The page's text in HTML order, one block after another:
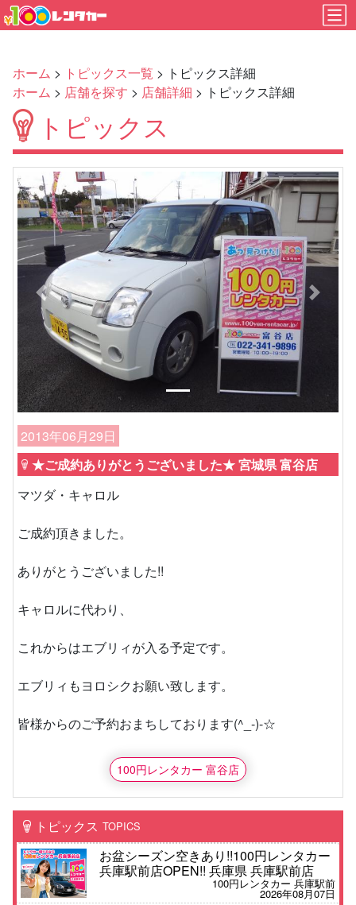
ホーム > トピックス一覧 > トピックス詳細
ホーム > 店舗を探す > 店舗詳細 > トピックス詳細
トピックス
Previous Next
2013年06月29日
★ご成約ありがとうございました★ 宮城県 富谷店
マツダ・キャロル
ご成約頂きました。
ありがとうございました!!
キャロルに代わり、
これからはエブリィが入る予定です。
エブリィもヨロシクお願い致します。
皆様からのご予約おまちしております(^_-)-☆
100円レンタカー 富谷店
トピックス TOPICS
お盆シーズン空きあり!!100円レンタカー
兵庫駅前店OPEN!! 兵庫県 兵庫駅前店
100円レンタカー 兵庫駅前
2026年08月07日